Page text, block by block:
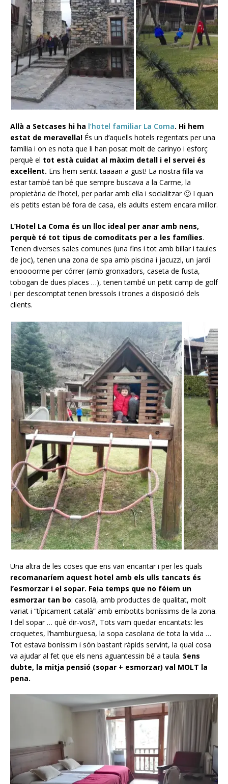
Allà a Setcases hi ha l’hotel familiar La Coma. Hi hem
estat de meravella! És un d’aquells hotels regentats per una
família i on es nota que li han posat molt de carinyo i esforç
perquè el tot està cuidat al màxim detall i el servei és
excel·lent. Ens hem sentit taaaan a gust! La nostra filla va
estar també tan bé que sempre buscava a la Carme, la
propietària de l’hotel, per parlar amb ella i socialitzar 🙂 I quan
els petits estan bé fora de casa, els adults estem encara millor.
L’Hotel La Coma és un lloc ideal per anar amb nens,
perquè té tot tipus de comoditats per a les famílies.
Tenen diverses sales comunes (una fins i tot amb billar i taules
de joc), tenen una zona de spa amb piscina i jacuzzi, un jardí
enoooorme per córrer (amb gronxadors, caseta de fusta,
tobogan de dues places …), tenen també un petit camp de golf
i per descomptat tenen bressols i trones a disposició dels
clients.
Una altra de les coses que ens van encantar i per les quals
recomanaríem aquest hotel amb els ulls tancats és
l’esmorzar i el sopar. Feia temps que no féiem un
esmorzar tan bo: casolà, amb productes de qualitat, molt
variat i “típicament català” amb embotits boníssims de la zona.
I del sopar … què dir-vos?!, Tots vam quedar encantats: les
croquetes, l’hamburguesa, la sopa casolana de tota la vida …
Tot estava boníssim i són bastant ràpids servint, la qual cosa
va ajudar al fet que els nens aguantessin bé a taula. Sens
dubte, la mitja pensió (sopar + esmorzar) val MOLT la
pena.